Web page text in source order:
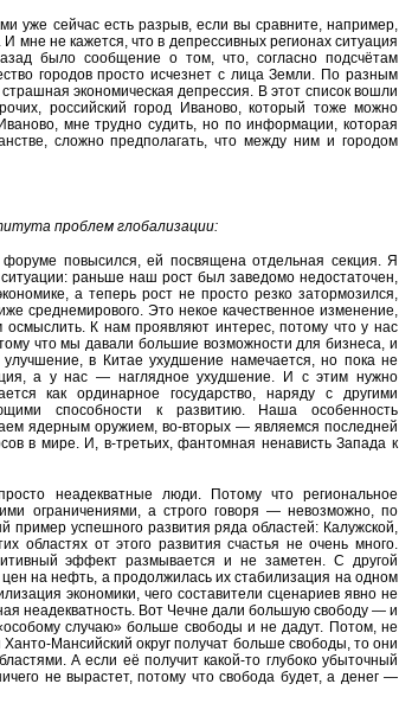
уже сейчас есть разрыв, если вы сравните, например,
мне не кажется, что в депрессивных регионах ситуация
было сообщение о том, что, согласно подсчётам
городов просто исчезнет с лица Земли. По разным
экономическая депрессия. В этот список вошли
российский город Иваново, который тоже можно
мне трудно судить, но по информации, которая
сложно предполагать, что между ним и городом
проблем глобализации:
повысился, ей посвящена отдельная секция. Я
раньше наш рост был заведомо недостаточен,
а теперь рост не просто резко затормозился,
среднемирового. Это некое качественное изменение,
К нам проявляют интерес, потому что у нас
что мы давали большие возможности для бизнеса, и
в Китае ухудшение намечается, но пока не
а у нас — наглядное ухудшение. И с этим нужно
как ординарное государство, наряду с другими
способности к развитию. Наша особенность
ядерным оружием, во-вторых — являемся последней
в мире. И, в-третьих, фантомная ненависть Запада к
неадекватные люди. Потому что региональное
ограничениями, а строго говоря — невозможно, по
успешного развития ряда областей: Калужской,
областях от этого развития счастья не очень много.
эффект размывается и не заметен. С другой
на нефть, а продолжилась их стабилизация на одном
экономики, чего составители сценариев явно не
неадекватность. Вот Чечне дали большую свободу — и
случаю» больше свободы и не дадут. Потом, не
Мансийский округ получат больше свободы, то они
А если её получит какой-то глубоко убыточный
не вырастет, потому что свобода будет, а денег —